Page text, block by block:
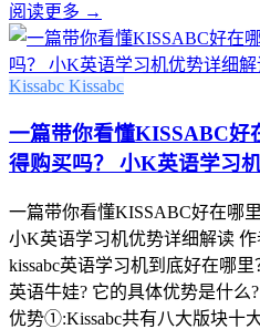
阅读更多 →
Kissabc Kissabc
一篇带你看懂KISSABC好
得购买吗？ 小K英语学习
一篇带你看懂KISSABC好在哪
小K英语学习机优势详细解读 作
kissabc英语学习机到底好在哪
英语牛娃? 它的具体优势是什么
优势①:Kissabc共有八大版块十